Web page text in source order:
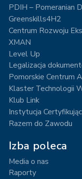
PDIH – Pomeranian
Greenskills4H2
Centrum Rozwoju
XMAN
Level Up
Legalizacja
Pomorskie Centrum
Klaster Technologii
Klub Link
Instytucja
Razem do Zawodu
Izba poleca
Media o nas
Raporty